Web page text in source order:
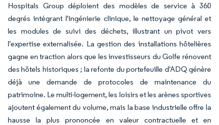
Hospitals Group déploient des modèles de service à 360
degrés intégrant l'ingénierie clinique, le nettoyage général et
les modules de suivi des déchets, illustrant un pivot vers
l'expertise externalisée. La gestion des installations hôtelières
gagne en traction alors que les investisseurs du Golfe rénovent
des hôtels historiques ; la refonte du portefeuille d'ADQ génère
déjà une demande de protocoles de maintenance du
patrimoine. Le multi-logement, les loisirs et les arènes sportives
ajoutent également du volume, mais la base industrielle offre la
hausse la plus prononcée en valeur contractuelle et en